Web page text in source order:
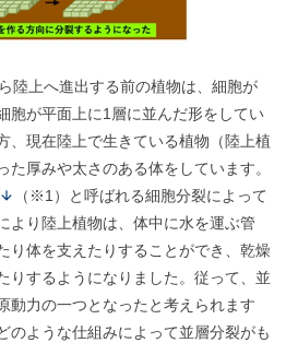
陸上へ進出する前の植物は、細胞が
胞が平面上に1層に並んだ形をしてい
、現在陸上で生きている植物（陸上植
厚みや太さのある体をしています。
（※1）と呼ばれる細胞分裂によって
より陸上植物は、体中に水を運ぶ管
り体を支えたりすることができ、乾燥
りするようになりました。従って、並
動力の一つとなったと考えられます
のような仕組みによって並層分裂がも